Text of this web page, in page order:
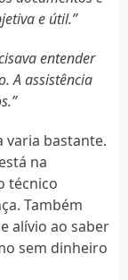
e útil.”
entender
A assistência
varia bastante.
na
técnico
Também
alívio ao saber
sem dinheiro